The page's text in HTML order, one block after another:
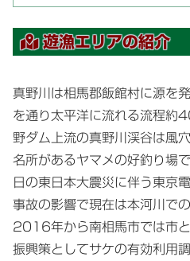
遊漁エリアの紹介
真野川は相馬郡飯館村に源を
を通り太平洋に流れる流程約
野ダム上流の真野川渓谷は風
名所があるヤマメの好釣り
日の東日本大震災に伴う東京
事故の影響で現在は本河川で
2016年から南相馬市では市
振興策としてサケの有効利用